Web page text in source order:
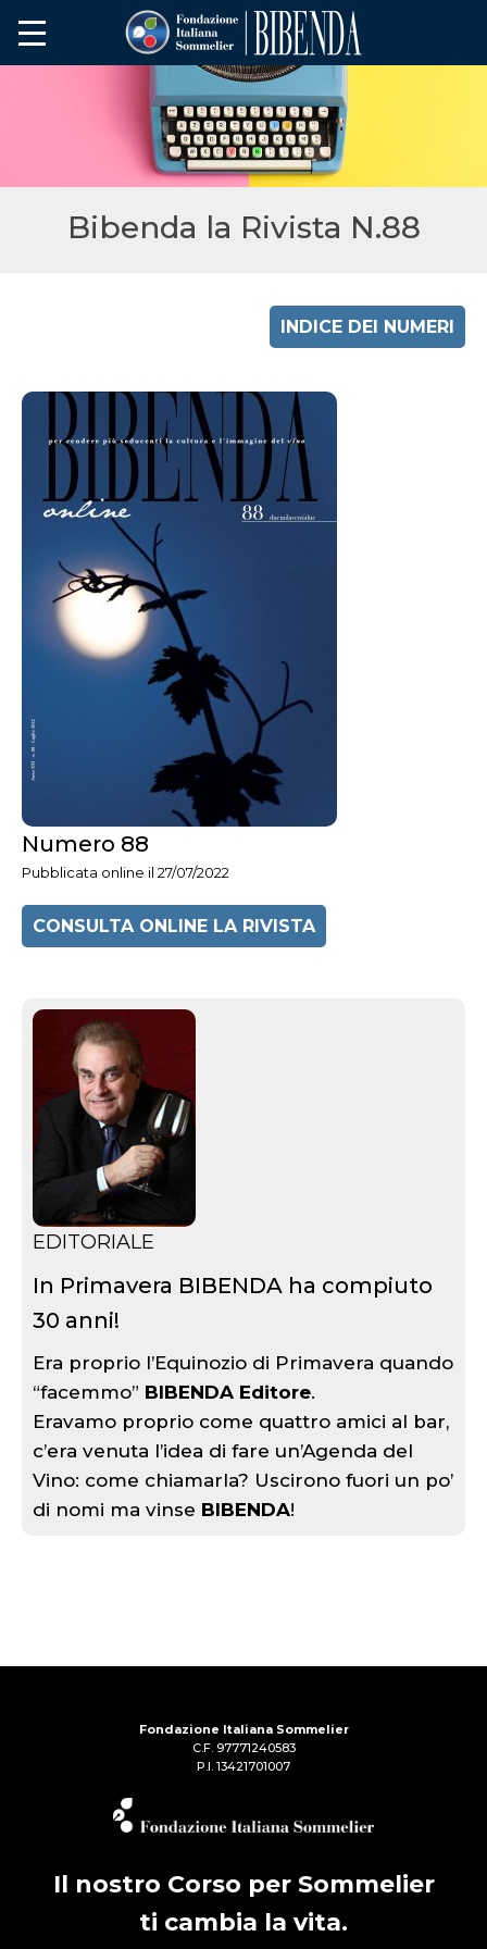
Bibenda la Rivista N.88
INDICE DEI NUMERI
Numero 88
Pubblicata online il 27/07/2022
CONSULTA ONLINE LA RIVISTA
EDITORIALE
In Primavera BIBENDA ha compiuto
30 anni!
Era proprio l’Equinozio di Primavera quando
“facemmo” BIBENDA Editore.
Eravamo proprio come quattro amici al bar,
c’era venuta l’idea di fare un’Agenda del
Vino: come chiamarla? Uscirono fuori un po’
di nomi ma vinse BIBENDA!
Fondazione Italiana Sommelier
C.F. 97771240583
P.I. 13421701007
Il nostro Corso per Sommelier
ti cambia la vita.